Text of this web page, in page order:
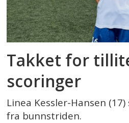
Takket for
scoringer
Linea Kessler-Hansen
fra bunnstriden.